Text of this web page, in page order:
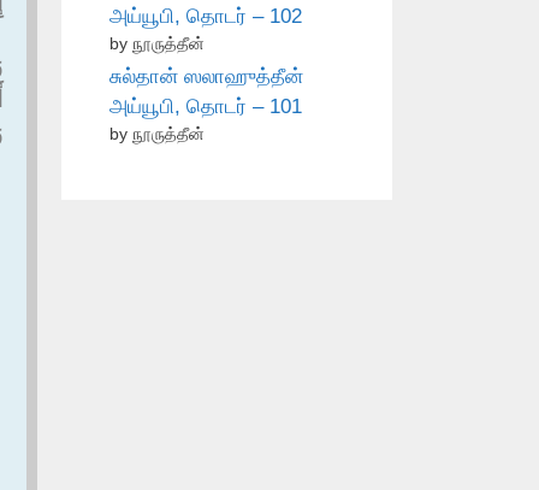
அய்யூபி, தொடர் – 102
by நூருத்தீன்
சுல்தான் ஸலாஹுத்தீன்
அய்யூபி, தொடர் – 101
by நூருத்தீன்